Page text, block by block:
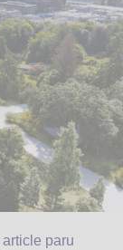
paru